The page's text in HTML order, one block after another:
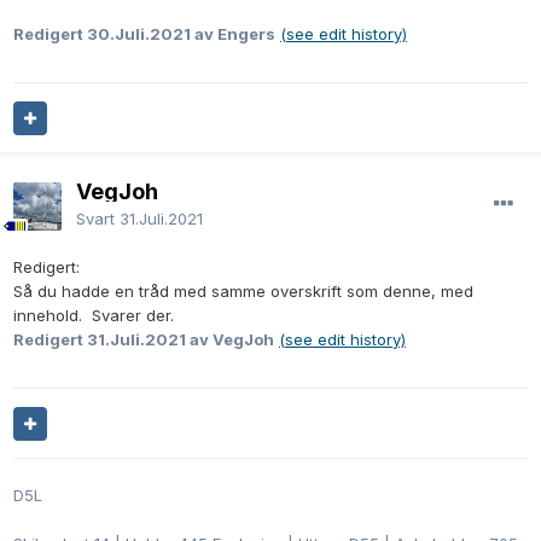
Redigert 30.Juli.2021 av Engers (see edit history)
VegJoh
Svart 31.Juli.2021
Redigert:
Så du hadde en tråd med samme overskrift som denne, med
innehold. Svarer der.
Redigert 31.Juli.2021 av VegJoh (see edit history)
D5L